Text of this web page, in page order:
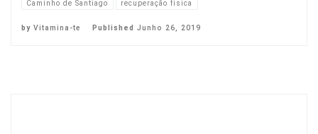
Caminho de Santiago recuperação fisica
by Vitamina-te Published Junho 26, 2019